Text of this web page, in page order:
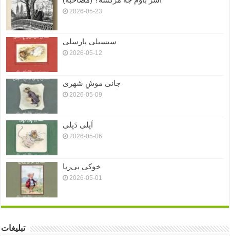
2026-05-23
سیسیلی پارسلی
2026-05-12
جانی موشِ شهری
2026-05-09
اَپلی دَپلی
2026-05-06
خوکی بی‌ریا
2026-05-01
تبلیغات